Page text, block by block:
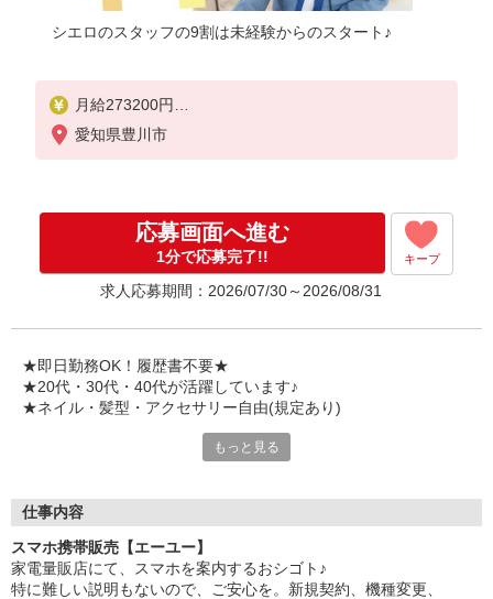
シエロのスタッフの9割は未経験からのスタート♪
月給273200円
※研修期間6か月・時給1550円〜
※残業手当別途支給
゜+゜・。○。・゜+゜・。○。・゜+゜
入社祝い金10万円支給(規定有)
お友達を紹介頂くと,
インセンティブ支給(規定有)
愛知県豊川市
応募画面へ進む
1分で応募完了!! キープ
求人応募期間：2026/07/30～2026/08/31
★即日勤務OK！履歴書不要★
★20代・30代・40代が活躍しています♪
★ネイル・髪型・アクセサリー自由(規定あり)
各キャリアの新機種が特別価格で購入OK！！
特別割引価格でご利用可能☆☆
お得に過ごしたいあなたの味方です♪
もっと見る
仕事内容
スマホ携帯販売【エーユー】
家電量販店にて、スマホを案内するおシゴト♪
特に難しい説明もないので、ご安心を。新規契約、機種変更、